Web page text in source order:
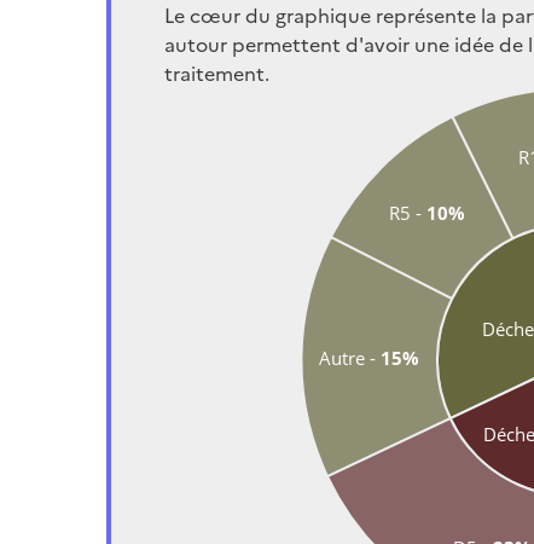
Le cœur du graphique représente la
autour permettent d'avoir une idée
traitement.
R5 - 10%
Autre - 15%